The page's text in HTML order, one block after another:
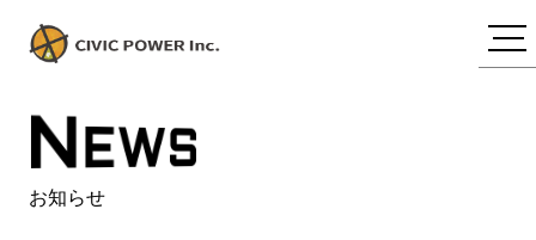
NEWS
お知らせ